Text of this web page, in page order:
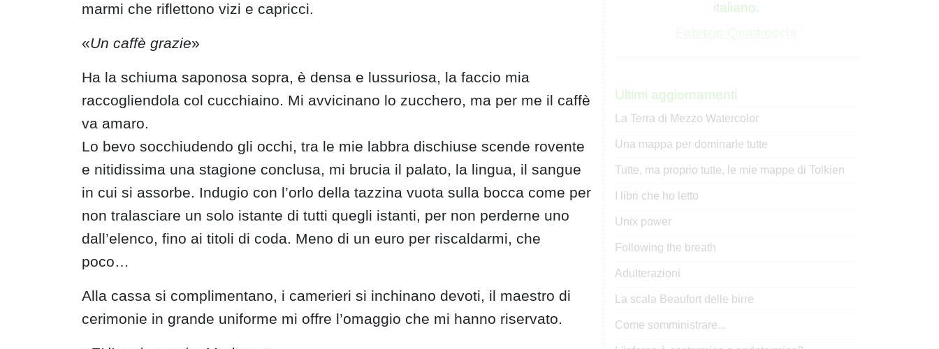
marmi che riflettono vizi e capricci.
«Un caffè grazie»
Ha la schiuma saponosa sopra, è densa e lussuriosa, la faccio mia
raccogliendola col cucchiaino. Mi avvicinano lo zucchero, ma per me il caffè
va amaro.
Lo bevo socchiudendo gli occhi, tra le mie labbra dischiuse scende rovente
e nitidissima una stagione conclusa, mi brucia il palato, la lingua, il sangue
in cui si assorbe. Indugio con l’orlo della tazzina vuota sulla bocca come per
non tralasciare un solo istante di tutti quegli istanti, per non perderne uno
dall’elenco, fino ai titoli di coda. Meno di un euro per riscaldarmi, che
poco…
Alla cassa si complimentano, i camerieri si inchinano devoti, il maestro di
cerimonie in grande uniforme mi offre l’omaggio che mi hanno riservato.
italiano.
Ultimi aggiornamenti
La Terra di Mezzo Watercolor
Una mappa per dominarle tutte
Tutte, ma proprio tutte, le mie mappe di Tolkien
I libri che ho letto
Unix power
Following the breath
Adulterazioni
La scala Beaufort delle birre
Come somministrare...